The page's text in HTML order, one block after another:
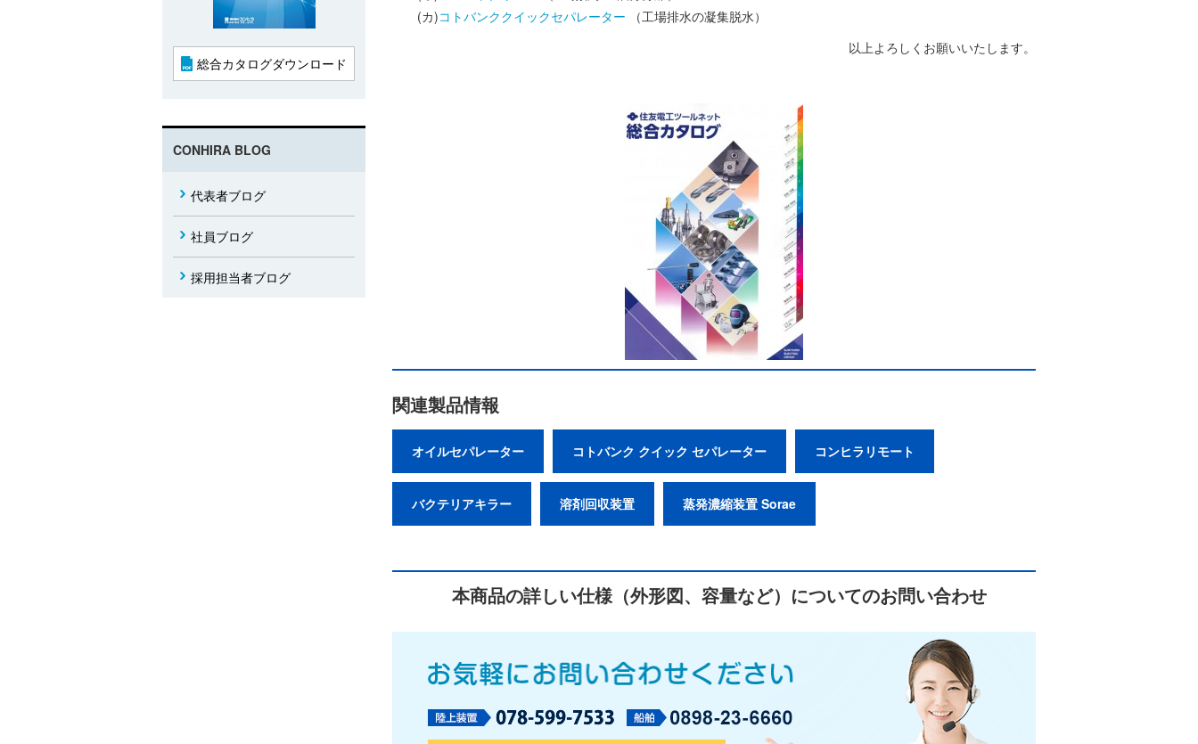
(カ)コトバンククイックセパレーター （工場排水の凝集脱水）
以上よろしくお願いいたします。
関連製品情報
オイルセパレーター コトバンク クイック セパレーター コンヒラリモート
バクテリアキラー 溶剤回収装置 蒸発濃縮装置 Sorae
本商品の詳しい仕様（外形図、容量など）についてのお問い合わせ
総合カタログダウンロード
CONHIRA BLOG
代表者ブログ
社員ブログ
採用担当者ブログ